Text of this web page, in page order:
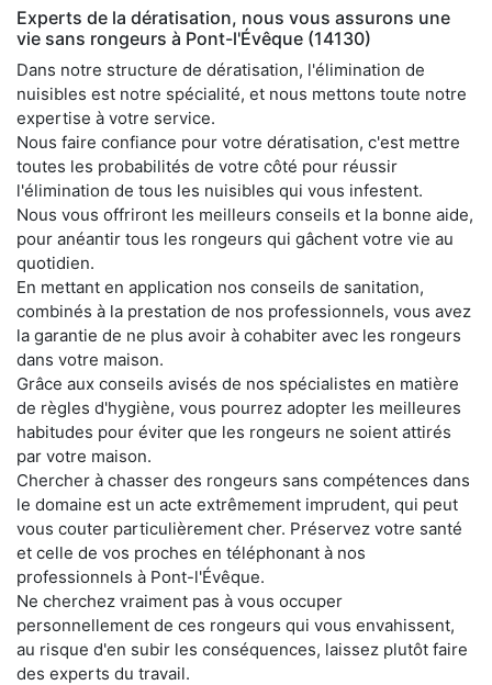
Experts de la dératisation, nous vous assurons une
vie sans rongeurs à Pont-l'Évêque (14130)
Dans notre structure de dératisation, l'élimination de
nuisibles est notre spécialité, et nous mettons toute notre
expertise à votre service.
Nous faire confiance pour votre dératisation, c'est mettre
toutes les probabilités de votre côté pour réussir
l'élimination de tous les nuisibles qui vous infestent.
Nous vous offriront les meilleurs conseils et la bonne aide,
pour anéantir tous les rongeurs qui gâchent votre vie au
quotidien.
En mettant en application nos conseils de sanitation,
combinés à la prestation de nos professionnels, vous avez
la garantie de ne plus avoir à cohabiter avec les rongeurs
dans votre maison.
Grâce aux conseils avisés de nos spécialistes en matière
de règles d'hygiène, vous pourrez adopter les meilleures
habitudes pour éviter que les rongeurs ne soient attirés
par votre maison.
Chercher à chasser des rongeurs sans compétences dans
le domaine est un acte extrêmement imprudent, qui peut
vous couter particulièrement cher. Préservez votre santé
et celle de vos proches en téléphonant à nos
professionnels à Pont-l'Évêque.
Ne cherchez vraiment pas à vous occuper
personnellement de ces rongeurs qui vous envahissent,
au risque d'en subir les conséquences, laissez plutôt faire
des experts du travail.